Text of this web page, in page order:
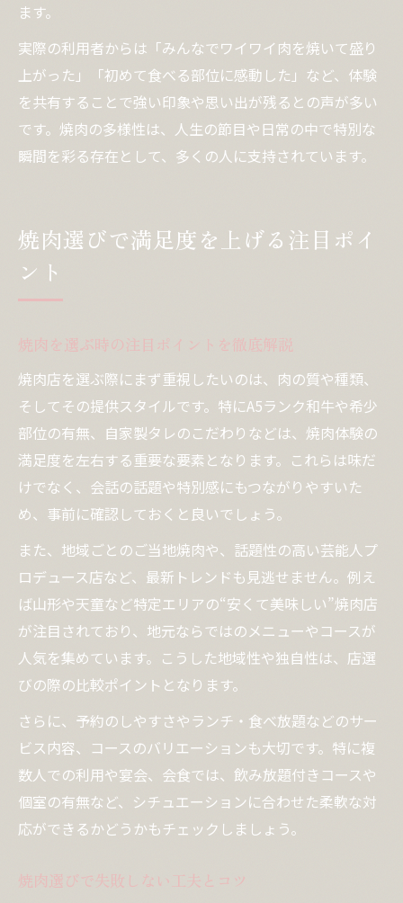
ます。
実際の利用者からは「みんなでワイワイ肉を焼いて盛り
上がった」「初めて食べる部位に感動した」など、体験
を共有することで強い印象や思い出が残るとの声が多い
です。焼肉の多様性は、人生の節目や日常の中で特別な
瞬間を彩る存在として、多くの人に支持されています。
焼肉選びで満足度を上げる注目ポイ
ント
焼肉を選ぶ時の注目ポイントを徹底解説
焼肉店を選ぶ際にまず重視したいのは、肉の質や種類、
そしてその提供スタイルです。特にA5ランク和牛や希少
部位の有無、自家製タレのこだわりなどは、焼肉体験の
満足度を左右する重要な要素となります。これらは味だ
けでなく、会話の話題や特別感にもつながりやすいた
め、事前に確認しておくと良いでしょう。
また、地域ごとのご当地焼肉や、話題性の高い芸能人プ
ロデュース店など、最新トレンドも見逃せません。例え
ば山形や天童など特定エリアの“安くて美味しい”焼肉店
が注目されており、地元ならではのメニューやコースが
人気を集めています。こうした地域性や独自性は、店選
びの際の比較ポイントとなります。
さらに、予約のしやすさやランチ・食べ放題などのサー
ビス内容、コースのバリエーションも大切です。特に複
数人での利用や宴会、会食では、飲み放題付きコースや
個室の有無など、シチュエーションに合わせた柔軟な対
応ができるかどうかもチェックしましょう。
焼肉選びで失敗しない工夫とコツ